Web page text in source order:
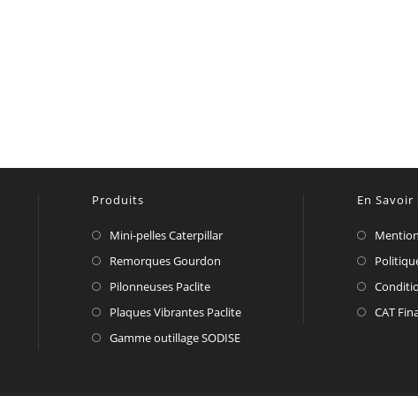
Produits
Mini-pelles Caterpillar
Remorques Gourdon
Pilonneuses Paclite
Plaques Vibrantes Paclite
Gamme outillage SODISE
En Savoir
CAT